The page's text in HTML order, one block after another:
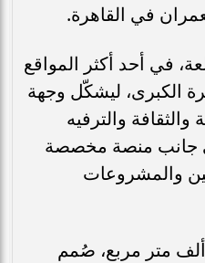
في القاهرة.
في أحد أكثر المواقع
الكبرى، ليشكّل وجهة
والترفيه
جانب منصة مخصصة
والمشروعات
وعلى مساحة تقارب 60 ألف متر مربع، صُمم